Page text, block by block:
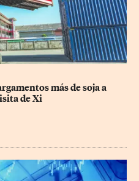
más de soja a
de Xi